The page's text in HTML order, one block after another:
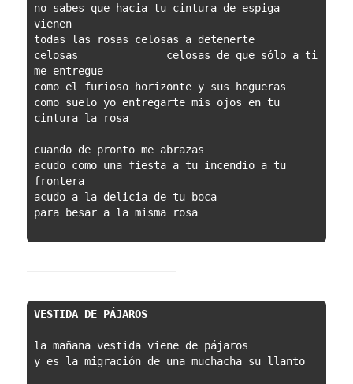
no sabes que hacia tu cintura de espiga
vienen
todas las rosas celosas a detenerte
celosas              celosas de que sólo a ti
me entregue
como el furioso horizonte y sus hogueras
como suelo yo entregarte mis ojos en tu
cintura la rosa
cuando de pronto me abrazas
acudo como una fiesta a tu incendio a tu
frontera
acudo a la delicia de tu boca
para besar a la misma rosa
VESTIDA DE PÁJAROS
la mañana vestida viene de pájaros
y es la migración de una muchacha su llanto